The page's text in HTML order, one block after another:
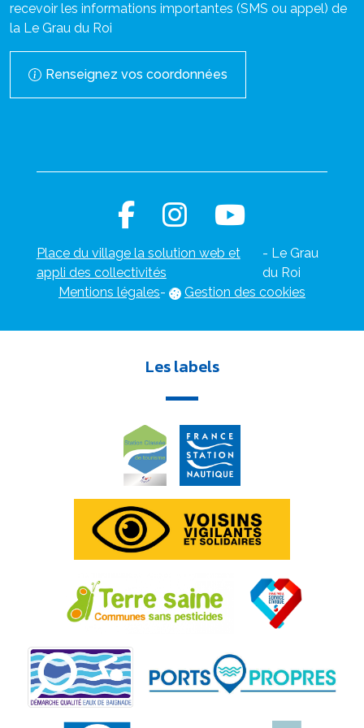
recevoir les informations importantes (SMS ou appel) de
la Le Grau du Roi
Renseignez vos coordonnées
Place du village la solution web et
appli des collectivités
- Le Grau
du Roi
Mentions légales- Gestion des cookies
Les labels